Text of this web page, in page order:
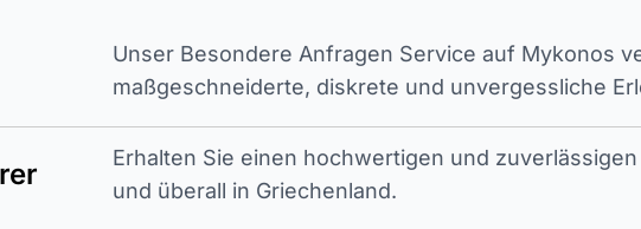
Unser Besondere Anfragen Service auf Mykonos
maßgeschneiderte, diskrete und unvergessliche
Erhalten Sie einen hochwertigen und
und überall in Griechenland.